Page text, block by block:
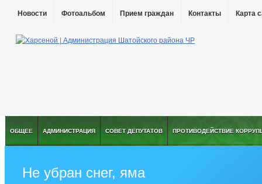
Новости Фотоальбом Прием граждан Контакты Карта
ОБЩЕЕ АДМИНИСТРАЦИЯ СОВЕТ ДЕПУТАТОВ ПРОТИВОДЕЙСТВИЕ
Не убран снег, яма